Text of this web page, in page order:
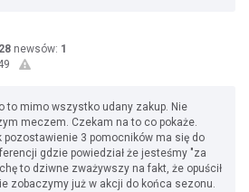
newsów: 1
to mimo wszystko udany zakup. Nie
meczem. Czekam na to co pokaże.
3 pomocników ma się do
gdzie powiedział że jesteśmy "za
to dziwne zważywszy na fakt, że opuścił
zobaczymy już w akcji do końca sezonu.